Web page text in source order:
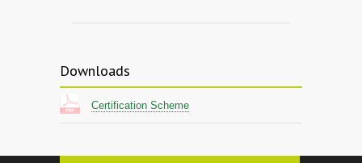
Downloads
Certification Scheme